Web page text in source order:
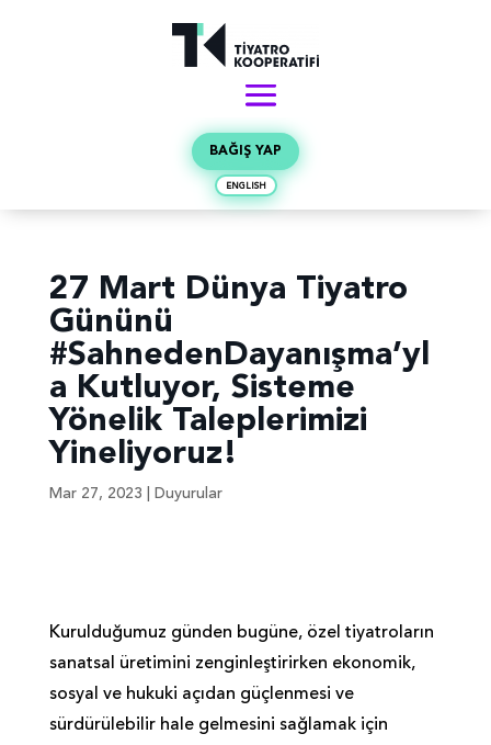
BAĞIŞ YAP
ENGLISH
27 Mart Dünya Tiyatro
Gününü
#SahnedenDayanışma’yl
a Kutluyor, Sisteme
Yönelik Taleplerimizi
Yineliyoruz!
Mar 27, 2023 Duyurular
Kurulduğumuz günden bugüne, özel tiyatroların
sanatsal üretimini zenginleştirirken ekonomik,
sosyal ve hukuki açıdan güçlenmesi ve
sürdürülebilir hale gelmesini sağlamak için